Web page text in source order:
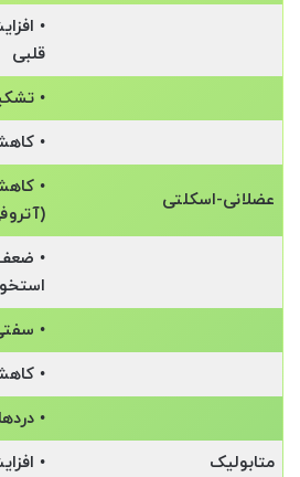
•
قلبی
•
•
عضلانی-اسکلتی
•
•
•
•
•
متابولیک
•